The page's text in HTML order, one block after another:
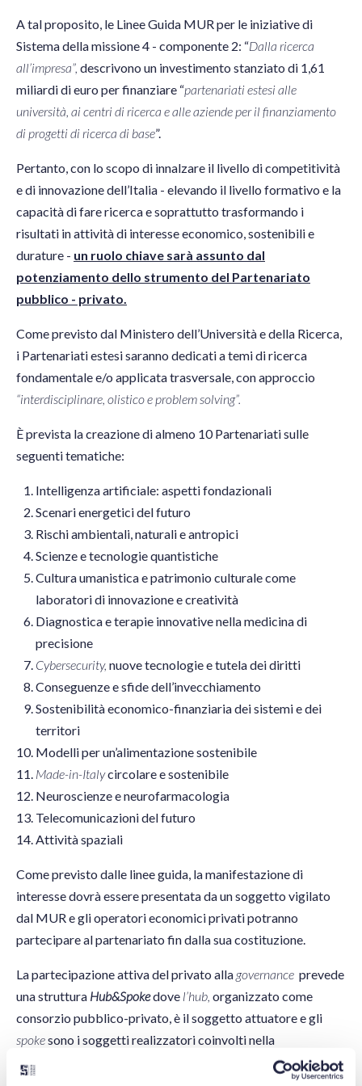
A tal proposito, le Linee Guida MUR per le iniziative di
Sistema della missione 4 - componente 2: “Dalla ricerca
all’impresa”, descrivono un investimento stanziato di 1,61
miliardi di euro per finanziare “partenariati estesi alle
università, ai centri di ricerca e alle aziende per il finanziamento
di progetti di ricerca di base”.
Pertanto, con lo scopo di innalzare il livello di competitività
e di innovazione dell’Italia - elevando il livello formativo e la
capacità di fare ricerca e soprattutto trasformando i
risultati in attività di interesse economico, sostenibili e
durature - un ruolo chiave sarà assunto dal
potenziamento dello strumento del Partenariato
pubblico - privato.
Come previsto dal Ministero dell’Università e della Ricerca,
i Partenariati estesi saranno dedicati a temi di ricerca
fondamentale e/o applicata trasversale, con approccio
“interdisciplinare, olistico e problem solving”.
È prevista la creazione di almeno 10 Partenariati sulle
seguenti tematiche:
Intelligenza artificiale: aspetti fondazionali
Scenari energetici del futuro
Rischi ambientali, naturali e antropici
Scienze e tecnologie quantistiche
Cultura umanistica e patrimonio culturale come
laboratori di innovazione e creatività
Diagnostica e terapie innovative nella medicina di
precisione
Cybersecurity, nuove tecnologie e tutela dei diritti
Conseguenze e sfide dell’invecchiamento
Sostenibilità economico-finanziaria dei sistemi e dei
territori
Modelli per un’alimentazione sostenibile
Made-in-Italycircolare e sostenibile
Neuroscienze e neurofarmacologia
Telecomunicazioni del futuro
Attività spaziali
Come previsto dalle linee guida, la manifestazione di
interesse dovrà essere presentata da un soggetto vigilato
dal MUR e gli operatori economici privati potranno
partecipare al partenariato fin dalla sua costituzione.
La partecipazione attiva del privato alla governance prevede
una struttura Hub&Spokedove l’hub, organizzato come
consorzio pubblico-privato, è il soggetto attuatore e gli
spokesono i soggetti realizzatori coinvolti nella
realizzazione del progetto.